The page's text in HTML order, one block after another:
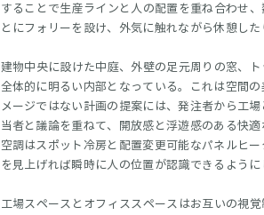
することで生産ラインと人の配置を重ね合わせ
とにフォリーを設け、外気に触れながら休憩し
建物中央に設けた中庭、外壁の足元周りの窓、
全体的に明るい内部となっている。これは空間
メージではない計画の提案には、発注者から工
当者と議論を重ねて、開放感と浮遊感のある快適
空調はスポット冷房と配置変更可能なパネルヒ
を見上げれば瞬時に人の位置が認識できるように
工場スペースとオフィススペースはお互いの視